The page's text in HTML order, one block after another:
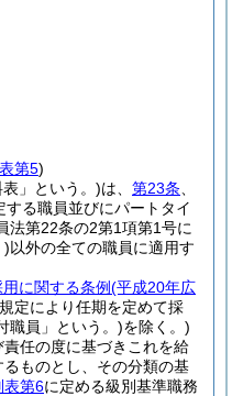
第5)
」という。)は、 第23条
する職員並びにパートタイ
法第22条の2第1項第1号に
)以外の全ての職員に適用す
に関する条例(平成20年広
定により任期を定めて採
職員」という。)を除く。)
任の度に基づきこれを給
ものとし、その分類の基
表第6に定める級別基準職務